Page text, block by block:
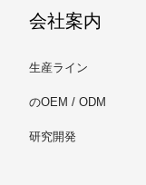
会社案内
生産ライン
のOEM / ODM
研究開発